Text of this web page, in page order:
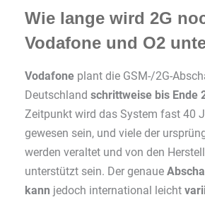
Wie lange wird 2G
Vodafone und O2
Vodafone plant die GSM-/2G-
Deutschland schrittweise bis Ende
Zeitpunkt wird das System fast 40
gewesen sein, und viele der
werden veraltet und von den
unterstützt sein. Der genaue
kann jedoch international leicht